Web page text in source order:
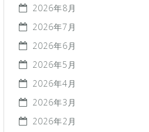
2026年8月
2026年7月
2026年6月
2026年5月
2026年4月
2026年3月
2026年2月